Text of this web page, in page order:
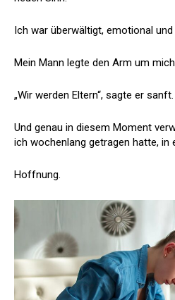
Ich war überwältigt, emotional
Mein Mann legte den Arm um
„Wir werden Eltern“, sagte er sanft.
Und genau in diesem Moment
ich wochenlang getragen hatte, in
Hoffnung.